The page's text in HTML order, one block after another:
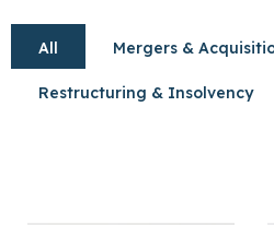
All Mergers &
Restructuring & Insolvency